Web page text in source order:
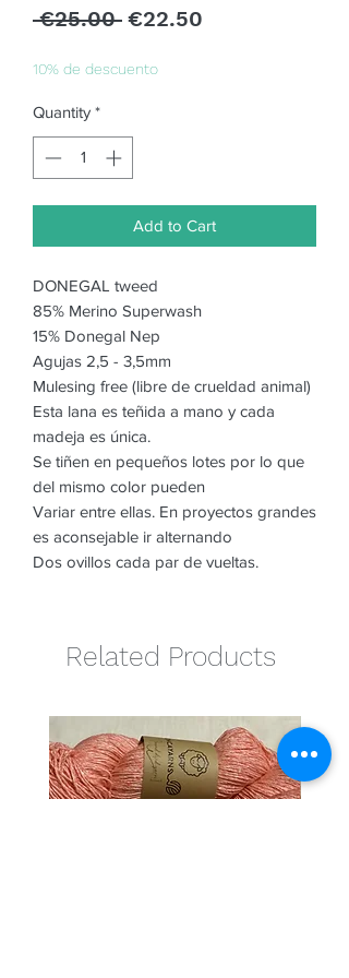
€25.00 Regular
€22.50
10% de descuento
Quantity *
Add to Cart
DONEGAL tweed
85% Merino Superwash
15% Donegal Nep
Agujas 2,5 - 3,5mm
Mulesing free (libre de crueldad animal)
Esta lana es teñida a mano y cada
madeja es única.
Se tiñen en pequeños lotes por lo que
del mismo color pueden
Variar entre ellas. En proyectos grandes
es aconsejable ir alternando
Dos ovillos cada par de vueltas.
Related Products